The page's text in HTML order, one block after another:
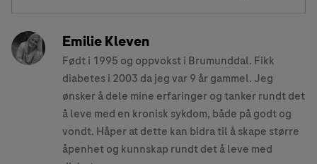
Emilie Kleven
Født i 1995 og oppvokst i Brumunddal. Fikk
diabetes i 2003 da jeg var 9 år gammel. Jeg
ønsker å dele mine erfaringer og tanker rundt det
å leve med en kronisk sykdom, både på godt og
vondt. Håper at dette kan bidra til å skape større
åpenhet og kunnskap rundt det å leve med